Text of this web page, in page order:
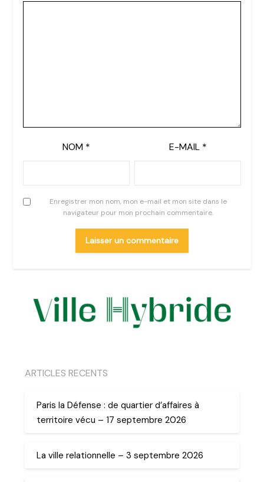
NOM * E-MAIL *
Enregistrer mon nom, mon e-mail et mon site dans le
navigateur pour mon prochain commentaire.
ARTICLES RECENTS
Paris la Défense : de quartier d’affaires à
territoire vécu – 17 septembre 2026
La ville relationnelle – 3 septembre 2026